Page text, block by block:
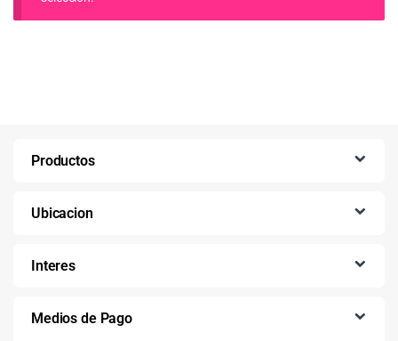
Productos
Ubicacion
Interes
Medios de Pago